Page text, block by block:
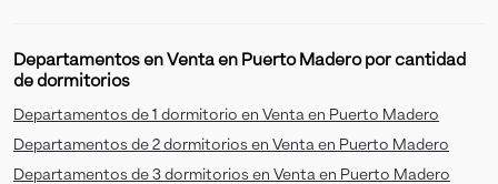
Departamentos en Venta en Puerto Madero por cantidad
de dormitorios
Departamentos de 1 dormitorio en Venta en Puerto Madero
Departamentos de 2 dormitorios en Venta en Puerto Madero
Departamentos de 3 dormitorios en Venta en Puerto Madero